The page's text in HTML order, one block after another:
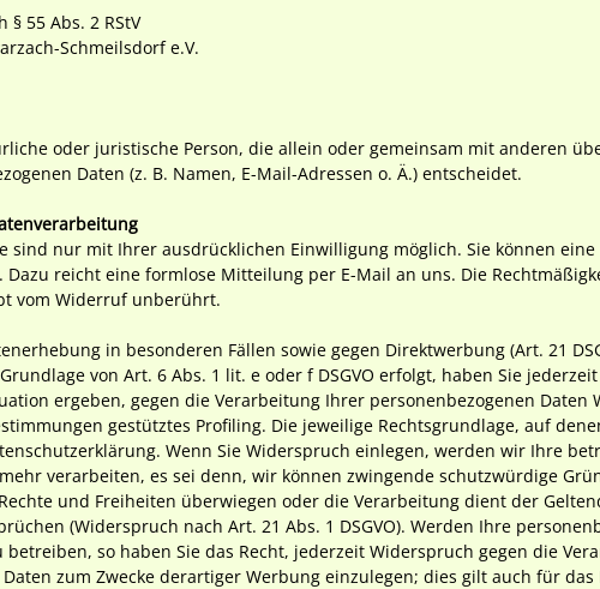
55 Abs. 2 RStV
Schmeilsdorf e.V.
oder juristische Person, die allein oder gemeinsam mit anderen
Daten (z. B. Namen, E-Mail-Adressen o. Ä.) entscheidet.
sind nur mit Ihrer ausdrücklichen Einwilligung möglich. Sie können
reicht eine formlose Mitteilung per E-Mail an uns. Die
vom Widerruf unberührt.
in besonderen Fällen sowie gegen Direktwerbung (Art. 21
von Art. 6 Abs. 1 lit. e oder f DSGVO erfolgt, haben Sie
ergeben, gegen die Verarbeitung Ihrer personenbezogenen Daten
gestütztes Profiling. Die jeweilige Rechtsgrundlage, auf
Wenn Sie Widerspruch einlegen, werden wir Ihre
verarbeiten, es sei denn, wir können zwingende schutzwürdige
und Freiheiten überwiegen oder die Verarbeitung dient der
(Widerspruch nach Art. 21 Abs. 1 DSGVO). Werden Ihre
so haben Sie das Recht, jederzeit Widerspruch gegen die
zum Zwecke derartiger Werbung einzulegen; dies gilt auch für